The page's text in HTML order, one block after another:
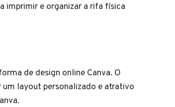
imprimir e organizar a rifa física
de design online Canva. O
um layout personalizado e atrativo